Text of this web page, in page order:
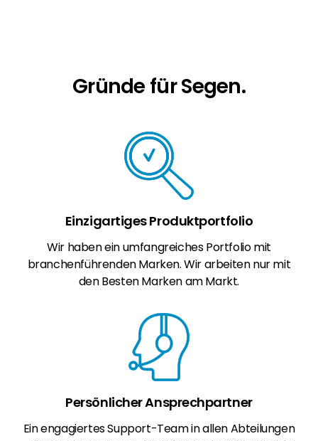
Produkt- und Brancheninformationen sind,
Gründe für Segen.
Einzigartiges Produktportfolio
Wir haben ein umfangreiches Portfolio mit
branchenführenden Marken. Wir arbeiten nur mit
den Besten Marken am Markt.
Persönlicher Ansprechpartner
Ein engagiertes Support-Team in allen Abteilungen